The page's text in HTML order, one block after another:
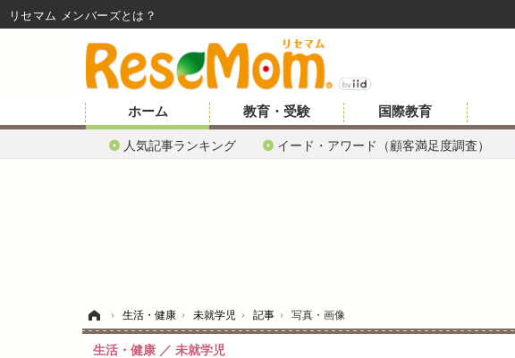
ホーム
人気記事ランキング イード・アワード（顧客満足度調査）
教育・受験 国際教育
› 生活・健康 › 未就学児 › 記事 › 写真・画像
生活・健康 未就学児
リセマム メンバーズ